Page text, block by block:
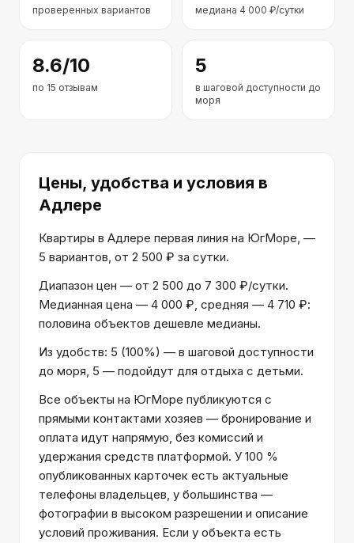
проверенных вариантов медиана 4 000 ₽/сутки
8.6/10
по 15 отзывам
5
в шаговой доступности до
моря
Цены, удобства и условия в
Адлере
Квартиры в Адлере первая линия на ЮгМоре, —
5 вариантов, от 2 500 ₽ за сутки.
Диапазон цен — от 2 500 до 7 300 ₽/сутки.
Медианная цена — 4 000 ₽, средняя — 4 710 ₽:
половина объектов дешевле медианы.
Из удобств: 5 (100%) — в шаговой доступности
до моря, 5 — подойдут для отдыха с детьми.
Все объекты на ЮгМоре публикуются с
прямыми контактами хозяев — бронирование и
оплата идут напрямую, без комиссий и
удержания средств платформой. У 100 %
опубликованных карточек есть актуальные
телефоны владельцев, у большинства —
фотографии в высоком разрешении и описание
условий проживания. Если у объекта есть